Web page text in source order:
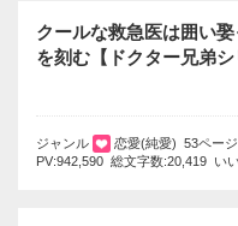
クールな救急医は囲い
を刻む【ドクター兄弟シ
ジャンル
恋愛(純愛) 53ページ
PV:942,590 総文字数:20,419 い